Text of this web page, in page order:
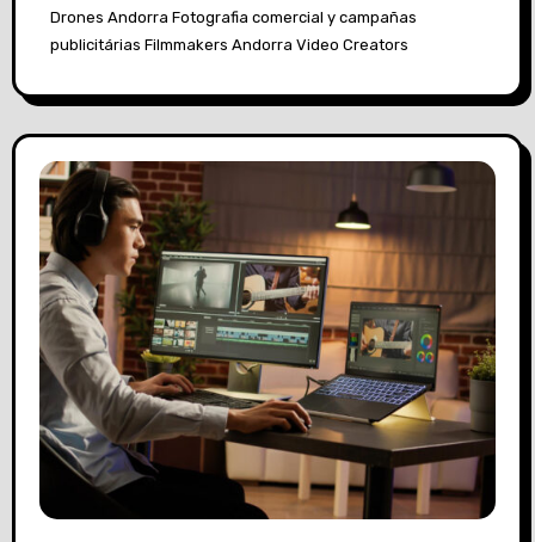
Drones Andorra Fotografia comercial y campañas
publicitárias Filmmakers Andorra Video Creators